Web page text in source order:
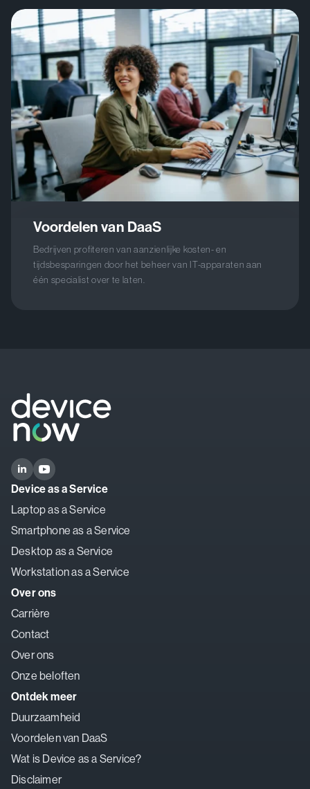
Voordelen van DaaS
Bedrijven profiteren van aanzienlijke kosten- en
tijdsbesparingen door het beheer van IT-apparaten aan
één specialist over te laten.
Device as a Service
Laptop as a Service
Smartphone as a Service
Desktop as a Service
Workstation as a Service
Over ons
Carrière
Contact
Over ons
Onze beloften
Ontdek meer
Duurzaamheid
Voordelen van DaaS
Wat is Device as a Service?
Disclaimer